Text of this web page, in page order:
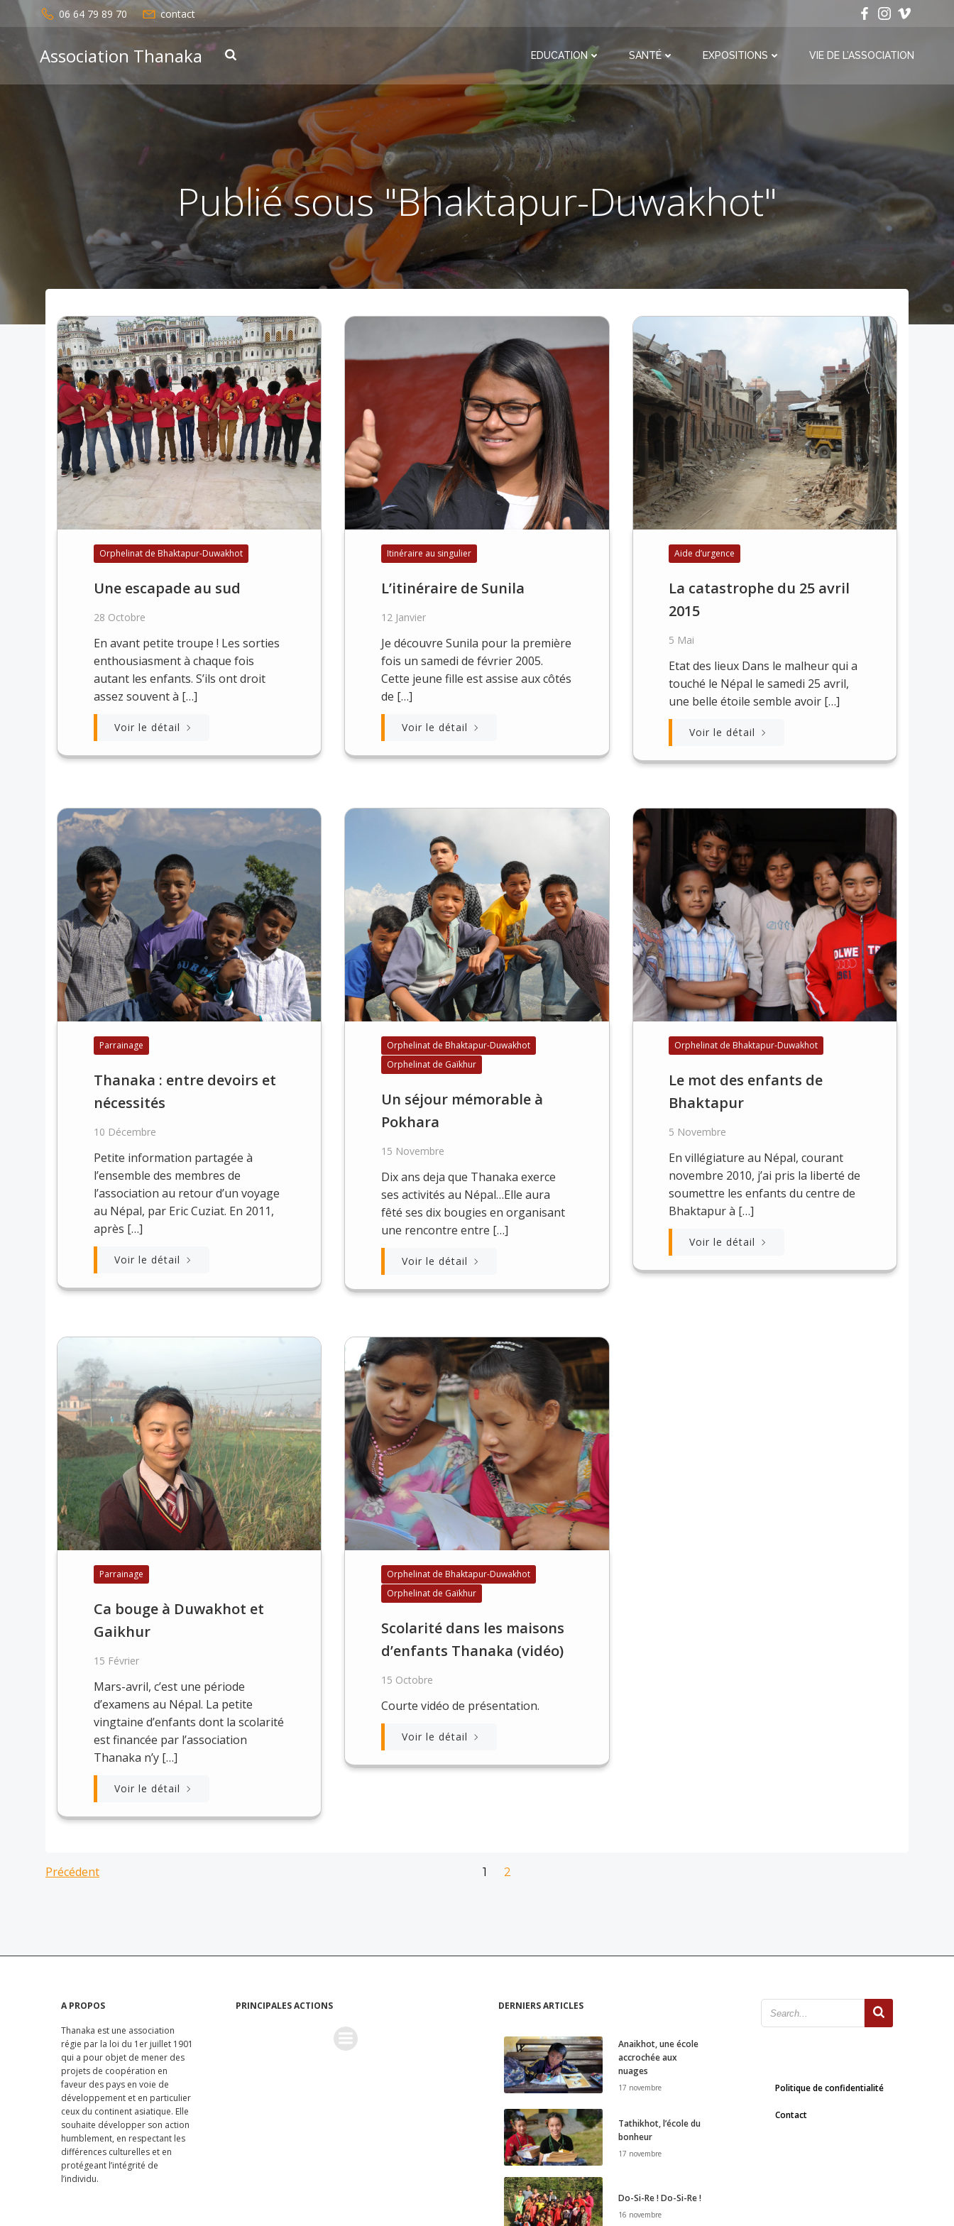
Aller
au
contenu
06 64 79 89 70 contact
Association Thanaka EDUCATION SANTÉ EXPOSITIONS VIE DE L’ASSOCIATION
Publié sous "Bhaktapur-Duwakhot"
Orphelinat de Bhaktapur-Duwakhot
Une escapade au sud
28 Octobre
En avant petite troupe ! Les sorties
enthousiasment à chaque fois
autant les enfants. S’ils ont droit
assez souvent à […]
Voir le détail
Itinéraire au singulier
L’itinéraire de Sunila
12 Janvier
Je découvre Sunila pour la première
fois un samedi de février 2005.
Cette jeune fille est assise aux côtés
de […]
Voir le détail
Aide d’urgence
La catastrophe du 25 avril
2015
5 Mai
Etat des lieux Dans le malheur qui a
touché le Népal le samedi 25 avril,
une belle étoile semble avoir […]
Voir le détail
Parrainage
Thanaka : entre devoirs et
nécessités
10 Décembre
Petite information partagée à
l’ensemble des membres de
l’association au retour d’un voyage
au Népal, par Eric Cuziat. En 2011,
après […]
Voir le détail
Orphelinat de Bhaktapur-Duwakhot
Orphelinat de Gaïkhur
Un séjour mémorable à
Pokhara
15 Novembre
Dix ans deja que Thanaka exerce
ses activités au Népal…Elle aura
fêté ses dix bougies en organisant
une rencontre entre […]
Voir le détail
Orphelinat de Bhaktapur-Duwakhot
Le mot des enfants de
Bhaktapur
5 Novembre
En villégiature au Népal, courant
novembre 2010, j’ai pris la liberté de
soumettre les enfants du centre de
Bhaktapur à […]
Voir le détail
Parrainage
Ca bouge à Duwakhot et
Gaikhur
15 Février
Mars-avril, c’est une période
d’examens au Népal. La petite
vingtaine d’enfants dont la scolarité
est financée par l’association
Thanaka n’y […]
Voir le détail
Orphelinat de Bhaktapur-Duwakhot
Orphelinat de Gaïkhur
Scolarité dans les maisons
d’enfants Thanaka (vidéo)
15 Octobre
Courte vidéo de présentation.
Voir le détail
Posts
Précédent Page
1 Page
2
A PROPOS
Thanaka est une association
régie par la loi du 1er juillet 1901
qui a pour objet de mener des
projets de coopération en
faveur des pays en voie de
développement et en particulier
ceux du continent asiatique. Elle
souhaite développer son action
humblement, en respectant les
différences culturelles et en
protégeant l’intégrité de
l’individu.
PRINCIPALES ACTIONS DERNIERS ARTICLES
Anaikhot, une école
accrochée aux
nuages
17 novembre
Tathikhot, l’école du
bonheur
17 novembre
Do-Si-Re ! Do-Si-Re !
16 novembre
Politique de confidentialité
Contact